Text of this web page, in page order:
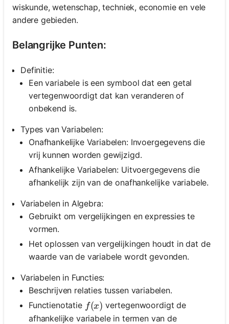
wiskunde, wetenschap, techniek, economie en vele
andere gebieden.
Belangrijke Punten:
Definitie:
Een variabele is een symbool dat een getal
vertegenwoordigt dat kan veranderen of
onbekend is.
Types van Variabelen:
Onafhankelijke Variabelen: Invoergegevens die
vrij kunnen worden gewijzigd.
Afhankelijke Variabelen: Uitvoergegevens die
afhankelijk zijn van de onafhankelijke variabele.
Variabelen in Algebra:
Gebruikt om vergelijkingen en expressies te
vormen.
Het oplossen van vergelijkingen houdt in dat de
waarde van de variabele wordt gevonden.
Variabelen in Functies:
Beschrijven relaties tussen variabelen.
Functienotatie f(x)
f(x) vertegenwoordigt de
afhankelijke variabele in termen van de